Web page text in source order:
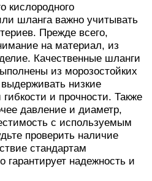
кислородного
шланга важно учитывать
Прежде всего,
на материал, из
Качественные шланги
из морозостойких
низкие
и прочности. Также
давление и диаметр,
с используемым
проверить наличие
стандартам
гарантирует надежность и